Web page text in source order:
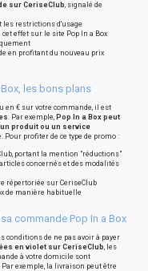
sur CeriseClub, signalé de
les restrictions d'usage
effet sur le site Pop In a Box
en profitant du nouveau prix
les bons plans
en € sur votre commande, il est
. Par exemple, Pop In a Box peut
produit ou un service
profiter de ce type de promo :
portant la mention "réductions"
concernés et des modalités
répertoriée sur CeriseClub
de manière habituelle
commande Pop In a Box
conditions de ne pas avoir à payer
en violet sur CeriseClub, les
à votre domicile sont
exemple, la livraison peut être